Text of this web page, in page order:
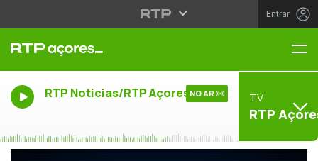
Entrar
RTP Noticias/RTP Açores NO AR TV
RTP